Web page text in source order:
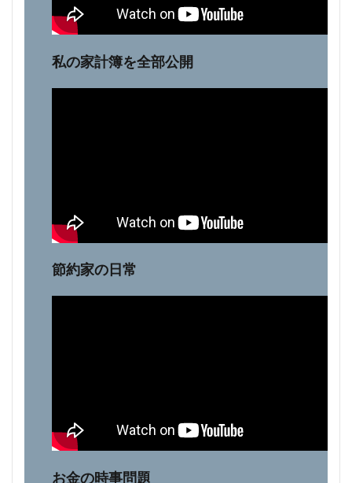
私の家計簿を全部公開
節約家の日常
お金の時事問題